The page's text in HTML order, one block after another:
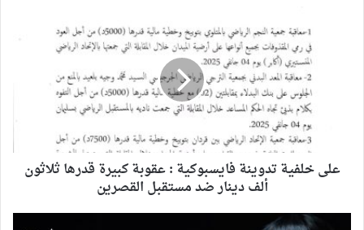
على خلفية تدوينة فايسبوكية : عقوبة كبيرة قدرها ثلاثون
ألف دينار ضد مستقبل القصرين